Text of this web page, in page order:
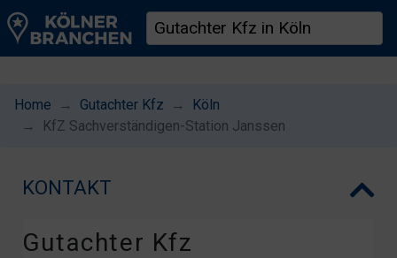
Home Gutachter Kfz
Köln
KfZ Sachverständigen-Station Janssen
KONTAKT
Gutachter Kfz